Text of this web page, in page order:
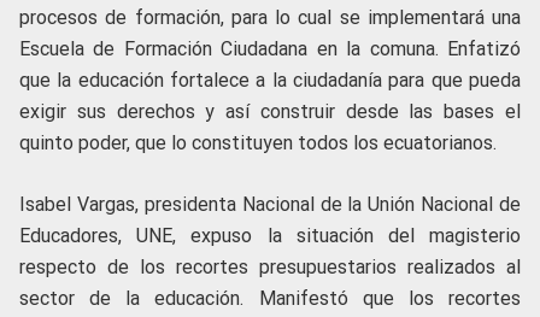
procesos de formación, para lo cual se implementará una
Escuela de Formación Ciudadana en la comuna. Enfatizó
que la educación fortalece a la ciudadanía para que pueda
exigir sus derechos y así construir desde las bases el
quinto poder, que lo constituyen todos los ecuatorianos.
Isabel Vargas, presidenta Nacional de la Unión Nacional de
Educadores, UNE, expuso la situación del magisterio
respecto de los recortes presupuestarios realizados al
sector de la educación. Manifestó que los recortes